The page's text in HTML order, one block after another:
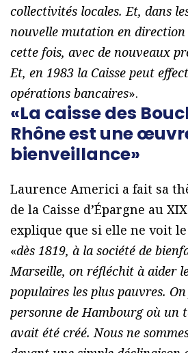
collectivités locales. Et, dans
nouvelle mutation en
cette fois, avec de nouveaux
Et, en 1983 la Caisse peut
opérations bancaires».
«La caisse des
Rhône est une
bienveillance»
Laurence Americi a fait sa
de la Caisse d’Épargne au
explique que si elle ne voit le
«dès 1819, à la société de
Marseille, on réfléchit à aider
populaires les plus pauvres.
personne de Hambourg où un
avait été créé. Nous ne